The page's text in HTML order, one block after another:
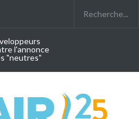
l'annonce
"neutres"